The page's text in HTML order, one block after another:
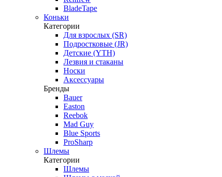
BladeTape
Коньки
Категории
Для взрослых (SR)
Подростковые (JR)
Детские (YTH)
Лезвия и стаканы
Носки
Аксессуары
Бренды
Bauer
Easton
Reebok
Mad Guy
Blue Sports
ProSharp
Шлемы
Категории
Шлемы